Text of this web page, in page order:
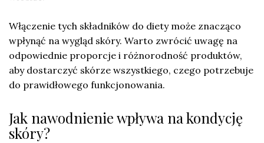
Włączenie tych składników do diety może znacząco
wpłynąć na wygląd skóry. Warto zwrócić uwagę na
odpowiednie proporcje i różnorodność produktów,
aby dostarczyć skórze wszystkiego, czego potrzebuje
do prawidłowego funkcjonowania.
Jak nawodnienie wpływa na kondycję
skóry?